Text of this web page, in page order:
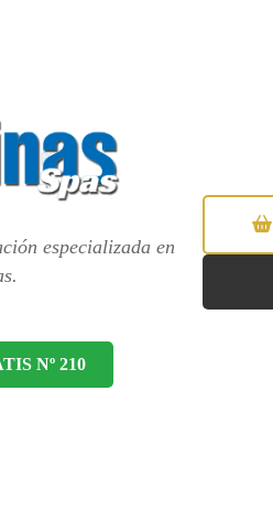
especializada en
Nº 210